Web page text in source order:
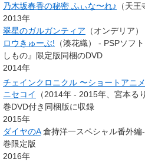
乃木坂春香の秘密 ふぃな〜れ♪ （天王
2013年
翠星のガルガンティア （オンデリア
ロウきゅーぶ! （湊花織） - PSPソフ
しもの』限定版同梱のDVD
2014年
チェインクロニクル 〜ショートアニ
ニセコイ
（2014年 - 2015年、 宮本るり
巻DVD付き同梱版に収録
2015年
ダイヤのA倉持洋一スペシャル番外
巻限定版
2016年